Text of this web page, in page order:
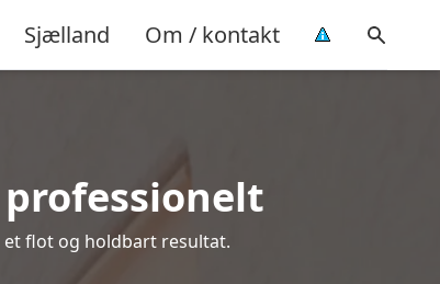
Sjælland Om / kontakt
flot og holdbart resultat.